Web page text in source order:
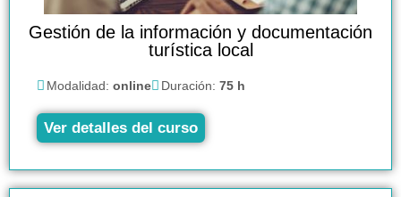
Gestión de la información y documentación
turística local
Modalidad: online Duración: 75 h
Ver detalles del curso